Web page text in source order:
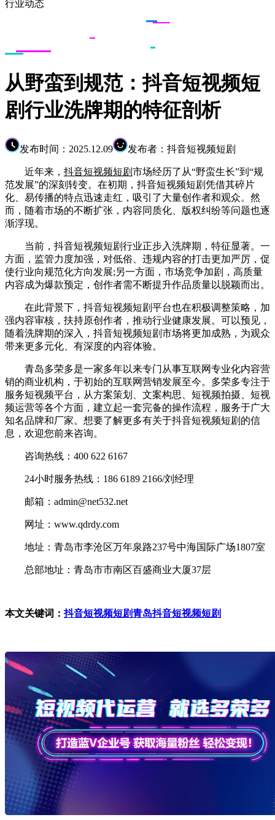
行业动态
从野蛮到规范：抖音短视频短
剧行业洗牌期的特征剖析
发布时间：2025.12.09 发布者：抖音短视频短剧
近年来， 抖音短视频短剧市场经历了从“野蛮生长”到“规
范发展”的深刻转变。在初期，抖音短视频短剧凭借其碎片
化、易传播的特点迅速走红，吸引了大量创作者和观众。然
而，随着市场的不断扩张，内容同质化、版权纠纷等问题也逐
渐浮现。
当前，抖音短视频短剧行业正步入洗牌期，特征显著。一
方面，监管力度加强，对低俗、违规内容的打击更加严厉，促
使行业向规范化方向发展;另一方面，市场竞争加剧，高质量
内容成为爆款预定，创作者需不断提升作品质量以脱颖而出。
在此背景下，抖音短视频短剧平台也在积极调整策略，加
强内容审核，扶持原创作者，推动行业健康发展。可以预见，
随着洗牌期的深入，抖音短视频短剧市场将更加成熟，为观众
带来更多元化、有深度的内容体验。
青岛多荣多是一家多年以来专门从事互联网专业化内容营
销的商业机构，于初始的互联网营销发展至今。多荣多专注于
服务短视频平台，从方案策划、文案构思、短视频拍摄、短视
频运营等各个方面，建立起一套完备的操作流程，服务于广大
知名品牌和厂家。想要了解更多有关于抖音短视频短剧的信
息，欢迎您前来咨询。
咨询热线：400 622 6167
24小时服务热线：186 6189 2166/刘经理
邮箱：admin@net532.net
网址：www.qdrdy.com
地址：青岛市李沧区万年泉路237号中海国际广场1807室
总部地址：青岛市市南区百盛商业大厦37层
本文关键词：抖音短视频短剧青岛抖音短视频短剧